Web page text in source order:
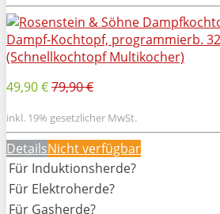
49,90 €79,90 €
inkl. 19% gesetzlicher MwSt.
DetailsNicht verfügbar
Für Induktionsherde?
Für Elektroherde?
Für Gasherde?